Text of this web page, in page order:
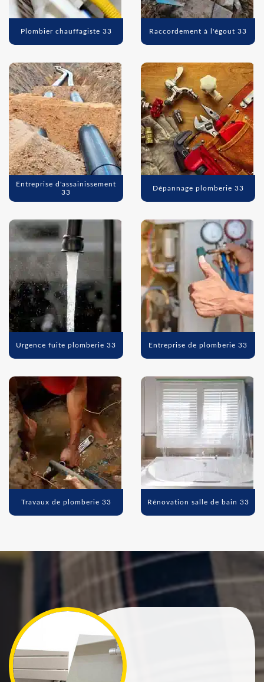
Plombier chauffagiste 33 Raccordement à l'égout 33
Entreprise d'assainissement
33
Dépannage plomberie 33
Urgence fuite plomberie 33 Entreprise de plomberie 33
Travaux de plomberie 33 Rénovation salle de bain 33